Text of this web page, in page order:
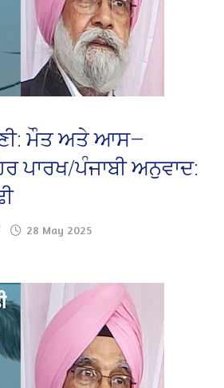
ਮੌਤ ਅਤੇ ਆਸ—
ਪਾਰਖ/ਪੰਜਾਬੀ ਅਨੁਵਾਦ:
28 May 2025